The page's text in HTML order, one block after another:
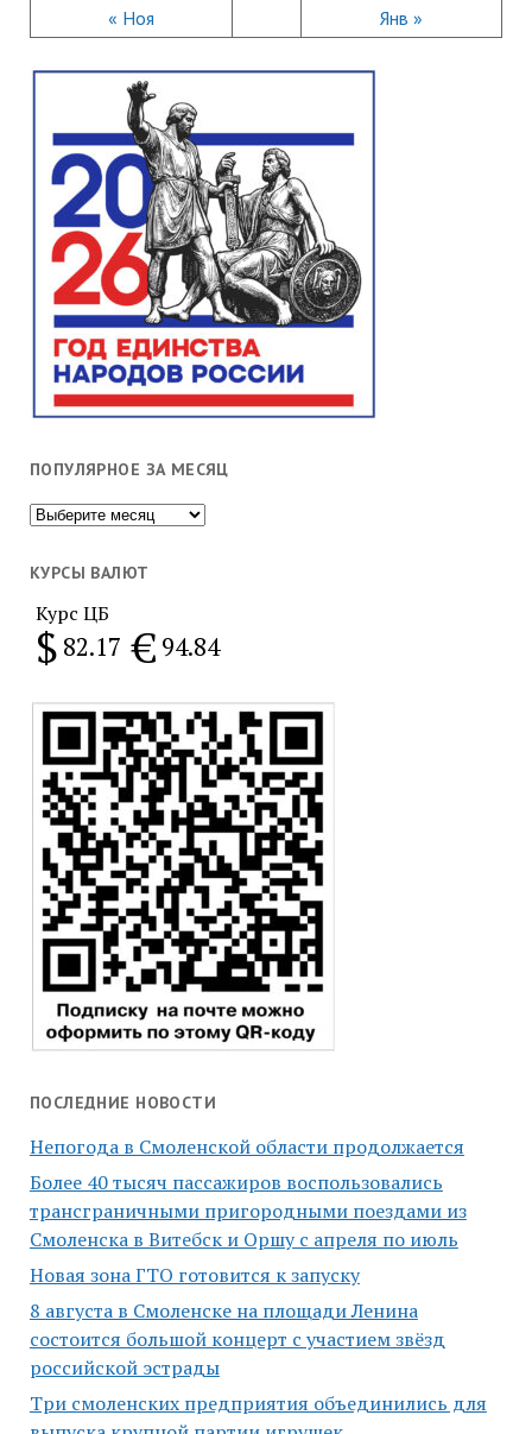
« Ноя Янв »
ПОПУЛЯРНОЕ ЗА МЕСЯЦ
Популярное
месяц
КУРСЫ ВАЛЮТ
Курс ЦБ
$ 82.17 € 94.84
ПОСЛЕДНИЕ НОВОСТИ
Непогода в Смоленской области продолжается
Более 40 тысяч пассажиров воспользовались
трансграничными пригородными поездами из
Смоленска в Витебск и Оршу с апреля по июль
Новая зона ГТО готовится к запуску
8 августа в Смоленске на площади Ленина
состоится большой концерт с участием звёзд
российской эстрады
Три смоленских предприятия объединились для